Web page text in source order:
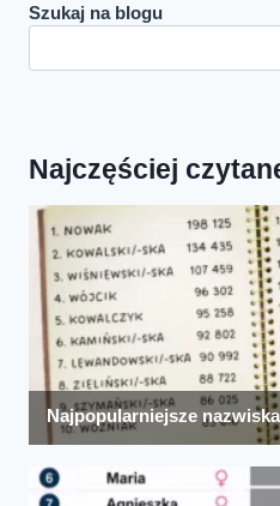
Szukaj na blogu
Najczęściej